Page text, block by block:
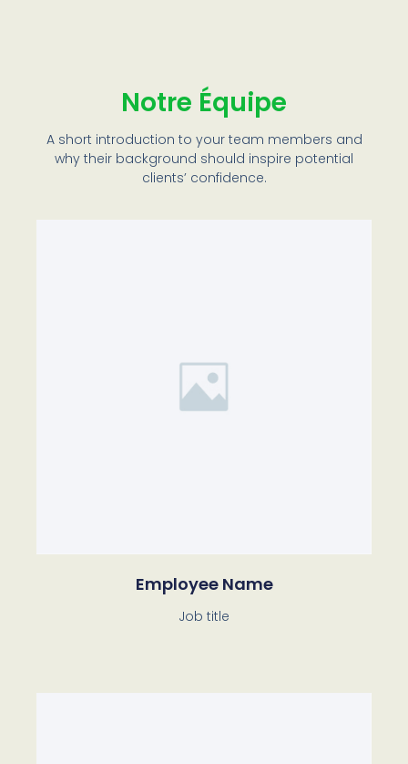
Notre Équipe
A short introduction to your team members and
why their background should inspire potential
clients’ confidence.
Employee Name
Job title